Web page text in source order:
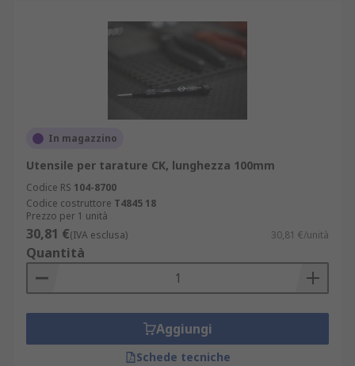
In magazzino
Utensile per tarature CK, lunghezza 100mm
Codice RS 104-8700
Codice costruttore T4845 18
Prezzo per 1 unità
30,81 €(IVA esclusa) 30,81 €/unità
Quantità
Aggiungi
Schede tecniche